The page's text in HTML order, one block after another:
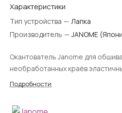
Характеристики
Тип устройства — Лапка
Производитель — JANOME
Окантователь Janome для
необработанных краёв
Подробности